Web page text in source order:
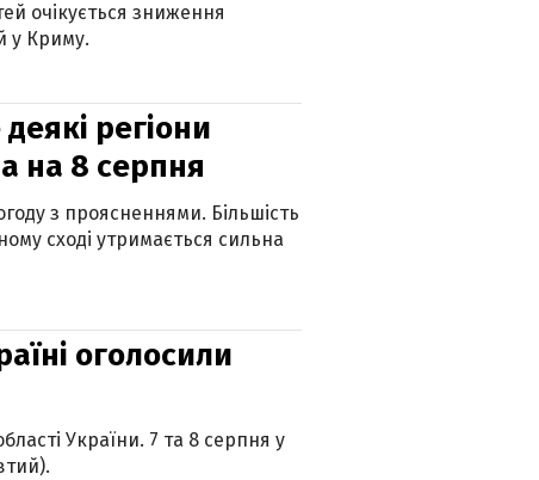
очікується зниження
у Криму.
регіони
на 8 серпня
з проясненнями. Більшість
сході утримається сильна
оголосили
України. 7 та 8 серпня у